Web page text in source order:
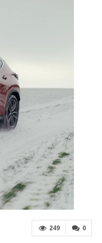
0
249